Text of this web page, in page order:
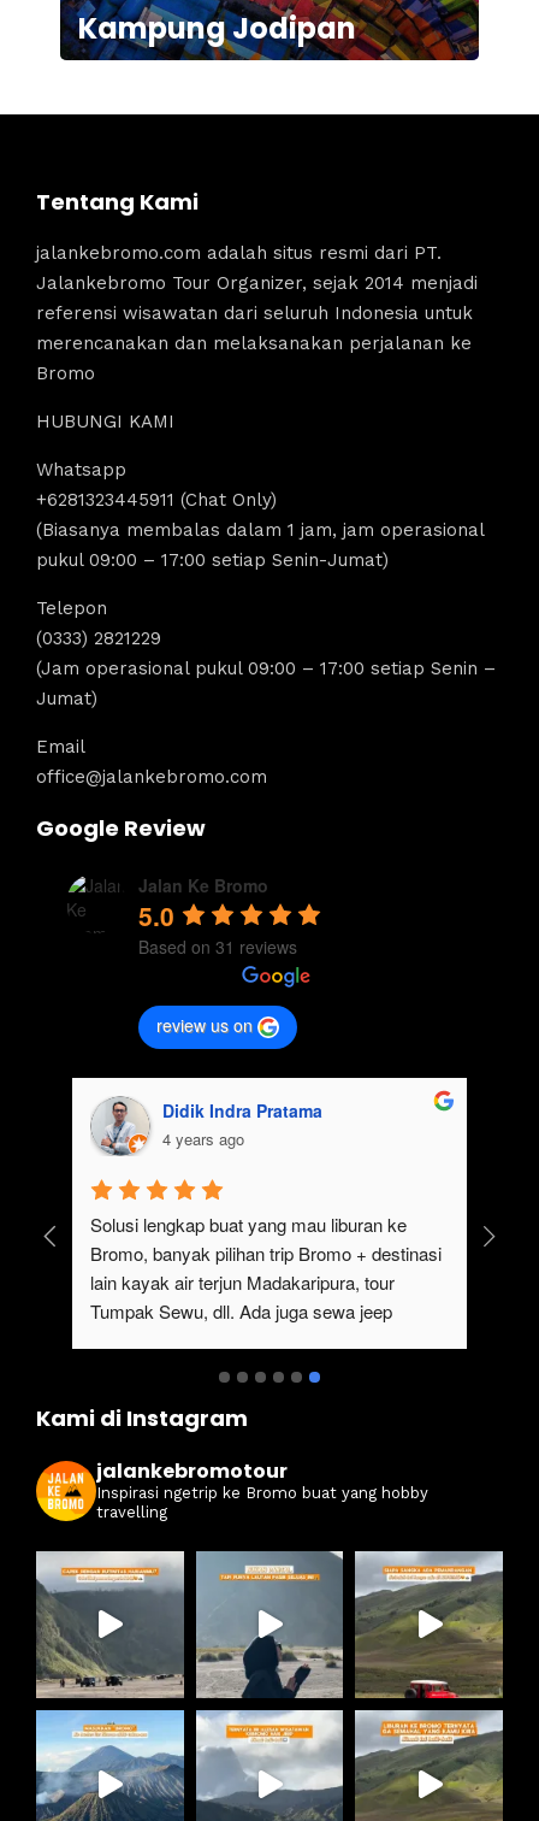
Kampung Jodipan
Tentang Kami
jalankebromo.com adalah situs resmi dari PT.
Jalankebromo Tour Organizer, sejak 2014 menjadi
referensi wisawatan dari seluruh Indonesia untuk
merencanakan dan melaksanakan perjalanan ke
Bromo
HUBUNGI KAMI
Whatsapp
+6281323445911 (Chat Only)
(Biasanya membalas dalam 1 jam, jam operasional
pukul 09:00 – 17:00 setiap Senin-Jumat)
Telepon
(0333) 2821229
(Jam operasional pukul 09:00 – 17:00 setiap Senin –
Jumat)
Email
office@jalankebromo.com
Google Review
Jalan Ke Bromo
5.0
Based on 31 reviews
review us on
cocok untuk
ada juga
ingin
Didik Indra Pratama
Solusi lengkap buat yang mau liburan ke
Bromo, banyak pilihan trip Bromo +
lain kayak air terjun Madakaripura, tour
Tumpak Sewu, dll. Ada juga sewa jeep
Kami di Instagram
jalankebromotour
Inspirasi ngetrip ke Bromo buat yang hobby
travelling